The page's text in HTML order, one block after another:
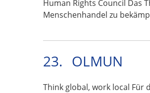
Human Rights Council Das
Menschenhandel zu
23. OLMUN
Think global, work local Für